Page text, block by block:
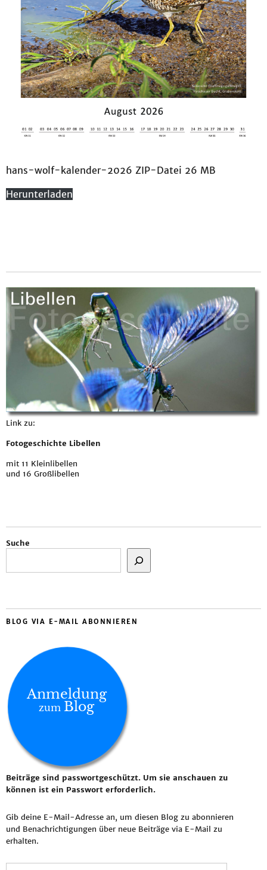
hans-wolf-kalender-2026 ZIP-Datei 26 MB
Herunterladen
Link zu:
Fotogeschichte Libellen
mit 11 Kleinlibellen
und 16 Großlibellen
Suche
BLOG VIA E-MAIL ABONNIEREN
Anmeldung
zum Blog
Beiträge sind passwortgeschützt. Um sie anschauen zu
können ist ein Passwort erforderlich.
Gib deine E-Mail-Adresse an, um diesen Blog zu abonnieren
und Benachrichtigungen über neue Beiträge via E-Mail zu
erhalten.